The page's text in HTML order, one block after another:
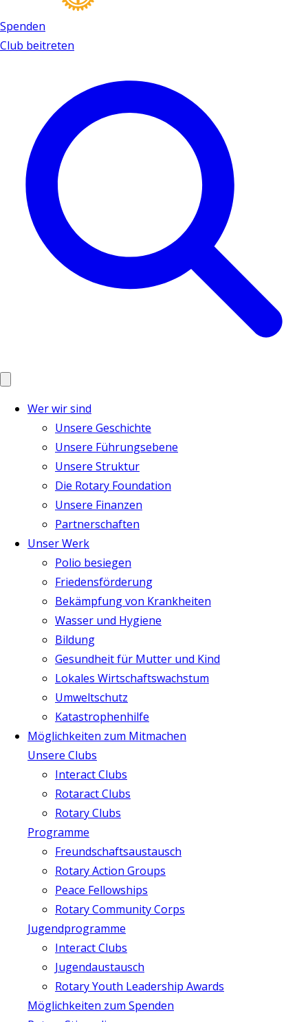
Spenden
Club beitreten
Wer wir sind
Unsere Geschichte
Unsere Führungsebene
Unsere Struktur
Die Rotary Foundation
Unsere Finanzen
Partnerschaften
Unser Werk
Polio besiegen
Friedensförderung
Bekämpfung von Krankheiten
Wasser und Hygiene
Bildung
Gesundheit für Mutter und Kind
Lokales Wirtschaftswachstum
Umweltschutz
Katastrophenhilfe
Möglichkeiten zum Mitmachen
Unsere Clubs
Interact Clubs
Rotaract Clubs
Rotary Clubs
Programme
Freundschaftsaustausch
Rotary Action Groups
Peace Fellowships
Rotary Community Corps
Jugendprogramme
Interact Clubs
Jugendaustausch
Rotary Youth Leadership Awards
Möglichkeiten zum Spenden